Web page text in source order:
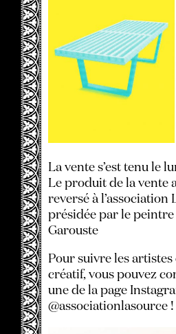
La vente s’est tenu le
Le produit de la vente
reversé à l’association
présidée par le
Garouste
Pour suivre les
créatif, vous pouvez
une de la page
@associationlasource !